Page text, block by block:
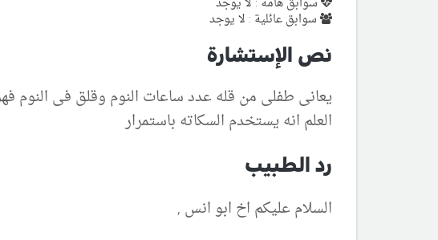
سوابق عائلية : لا يوجد
نص الإستشارة
يعانى طفلى من قله عدد ساعات النوم وقلق فى النوم
العلم انه يستخدم السكاته باستمرار
رد الطبيب
السلام عليكم اخ ابو انس ,